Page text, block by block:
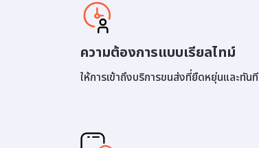
ความต้องการแบบเรียลไทม์
ให้การเข้าถึงบริการขนส่งที่ยืดหยุ่นและทันที